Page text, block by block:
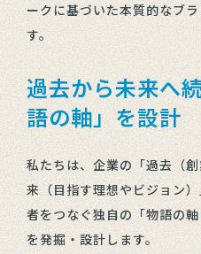
ークに基づいた本質的なブ
す。
過去から未来へ
語の軸」を設計
私たちは、企業の「過去（
来（目指す理想やビジョン
者をつなぐ独自の「物語の
を発掘・設計します。